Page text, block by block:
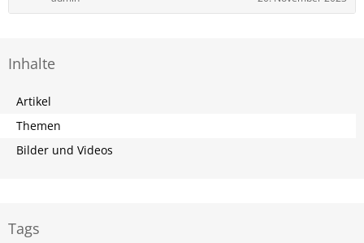
Inhalte
Artikel
Themen
Bilder und Videos
Tags